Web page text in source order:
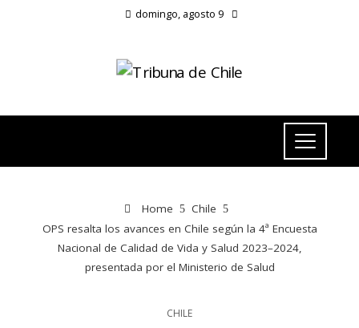
domingo, agosto 9
Home
Chile
OPS resalta los avances en Chile según la 4ª Encuesta
Nacional de Calidad de Vida y Salud 2023–2024,
presentada por el Ministerio de Salud
CHILE